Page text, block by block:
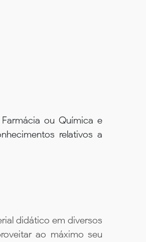
ou Química e
relativos a
didático em diversos
ao máximo seu